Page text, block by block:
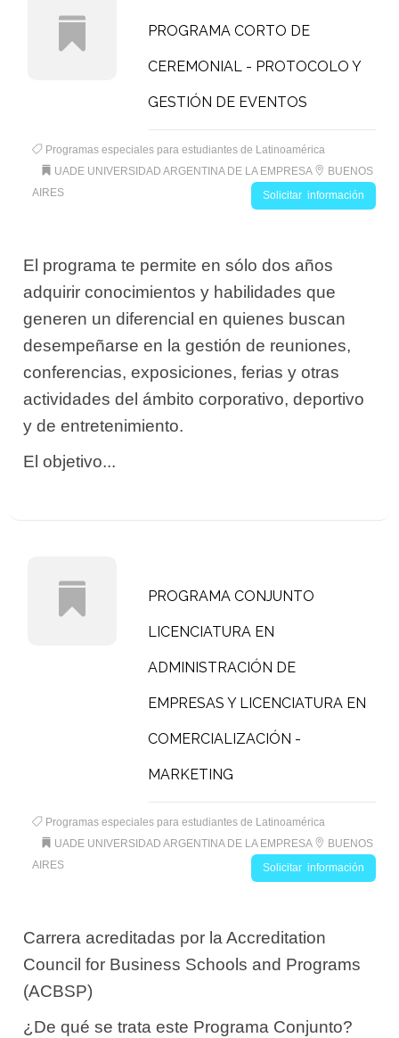
PROGRAMA CORTO DE
CEREMONIAL - PROTOCOLO Y
GESTIÓN DE EVENTOS
Programas especiales para estudiantes de Latinoamérica
UADE UNIVERSIDAD ARGENTINA DE LA EMPRESA
BUENOS
AIRES
Solicitar información
El programa te permite en sólo dos años
adquirir conocimientos y habilidades que
generen un diferencial en quienes buscan
desempeñarse en la gestión de reuniones,
conferencias, exposiciones, ferias y otras
actividades del ámbito corporativo, deportivo
y de entretenimiento.
El objetivo...
PROGRAMA CONJUNTO
LICENCIATURA EN
ADMINISTRACIÓN DE
EMPRESAS Y LICENCIATURA EN
COMERCIALIZACIÓN -
MARKETING
Programas especiales para estudiantes de Latinoamérica
UADE UNIVERSIDAD ARGENTINA DE LA EMPRESA
BUENOS
AIRES
Solicitar información
Carrera acreditadas por la Accreditation
Council for Business Schools and Programs
(ACBSP)
¿De qué se trata este Programa Conjunto?